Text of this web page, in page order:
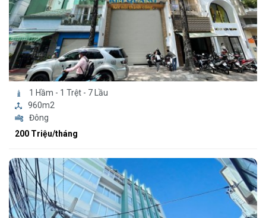
1 Hầm - 1 Trệt - 7 Lầu
960m2
Đông
200 Triệu/tháng